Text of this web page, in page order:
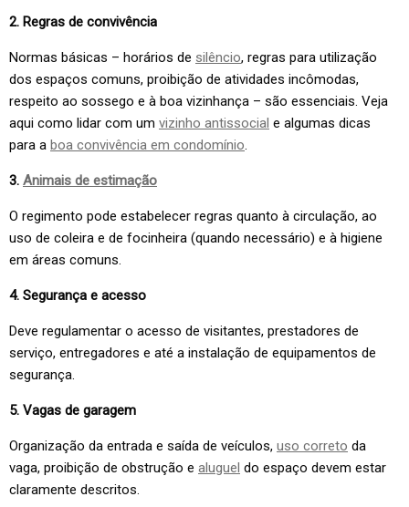
2. Regras de convivência
Normas básicas – horários de silêncio, regras para utilização
dos espaços comuns, proibição de atividades incômodas,
respeito ao sossego e à boa vizinhança – são essenciais. Veja
aqui como lidar com um vizinho antissocial e algumas dicas
para a boa convivência em condomínio.
3. Animais de estimação
O regimento pode estabelecer regras quanto à circulação, ao
uso de coleira e de focinheira (quando necessário) e à higiene
em áreas comuns.
4. Segurança e acesso
Deve regulamentar o acesso de visitantes, prestadores de
serviço, entregadores e até a instalação de equipamentos de
segurança.
5. Vagas de garagem
Organização da entrada e saída de veículos, uso correto da
vaga, proibição de obstrução e aluguel do espaço devem estar
claramente descritos.